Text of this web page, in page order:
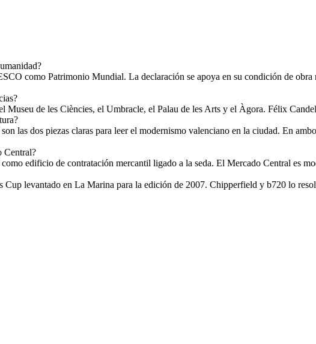
como Patrimonio Mundial. La declaración se apoya en su condición de
Museu de les Ciències, el Umbracle, el Palau de les Arts y el Àgora. Félix
las dos piezas claras para leer el modernismo valenciano en la ciudad. En
Central?
edificio de contratación mercantil ligado a la seda. El Mercado Central es
Cup levantado en La Marina para la edición de 2007. Chipperfield y b720 lo